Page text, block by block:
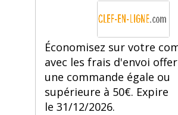
Économisez sur votre
avec les frais d'envoi
une commande égale ou
supérieure à 50€. Expire
le 31/12/2026.